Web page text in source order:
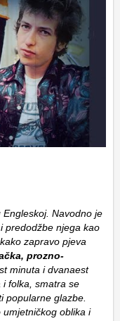
Navodno je
predodžbe njega kao
zapravo pjeva
prozno-
minuta i dvanaest
i folka, smatra se
popularne glazbe.
oblika i